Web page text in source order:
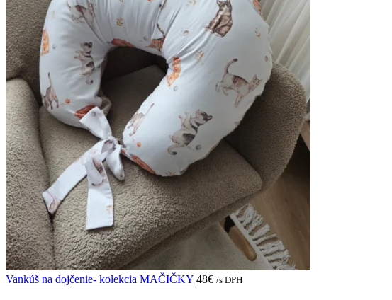
Vankúš na dojčenie- kolekcia MAČIČKY 48€ /s DPH